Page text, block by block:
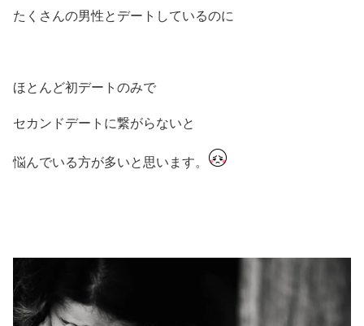
たくさんの男性とデートしているのに
ほとんど初デートのみで
セカンドデートに繋がらないと
悩んでいる方が多いと思います。